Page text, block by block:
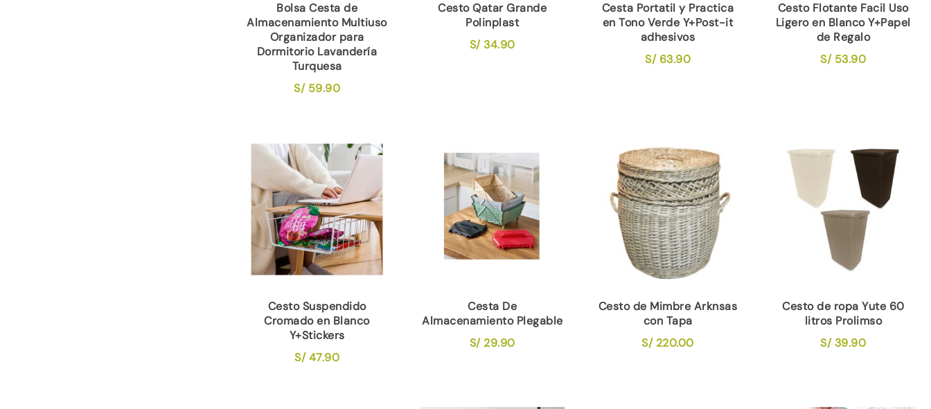
Bolsa Cesta de
Almacenamiento Multiuso
Organizador para
Dormitorio Lavandería
Turquesa
S/59.90
Cesto Qatar Grande
Polinplast
S/34.90
Cesta Portatil y Practica
en Tono Verde Y+Post-it
adhesivos
S/63.90
Cesto Flotante Facil Uso
Ligero en Blanco Y+Papel
de Regalo
S/53.90
Cesto Suspendido
Cromado en Blanco
Y+Stickers
S/47.90
Cesta De
Almacenamiento Plegable
S/29.90
Cesto de Mimbre Arknsas
con Tapa
S/220.00
Cesto de ropa Yute 60
litros Prolimso
S/39.90